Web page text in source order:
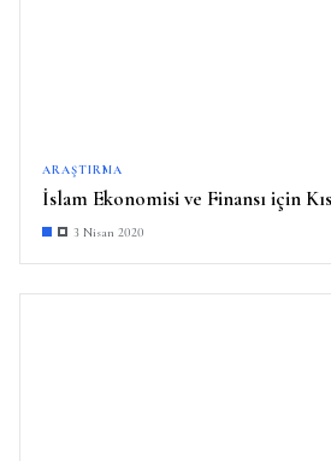
ARAŞTIRMA
İslam Ekonomisi ve Finansı için
3 Nisan 2020